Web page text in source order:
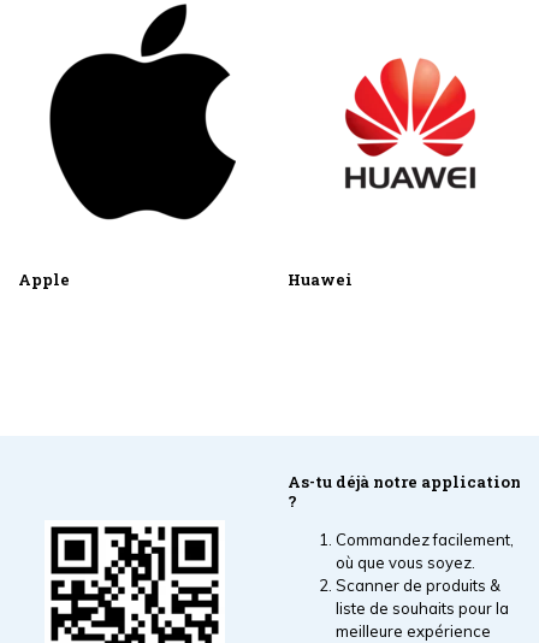
Apple Huawei
As-tu déjà notre application
?
Commandez facilement,
où que vous soyez.
Scanner de produits &
liste de souhaits pour la
meilleure expérience